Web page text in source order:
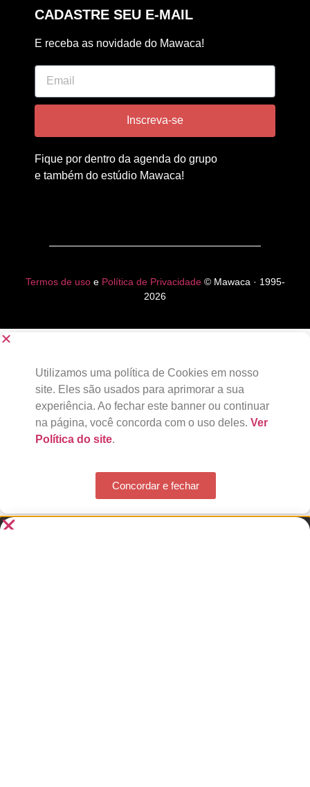
CADASTRE SEU E-MAIL
E receba as novidade do Mawaca!
Inscreva-se
Fique por dentro da agenda do grupo
e também do estúdio Mawaca!
Termos de usoe Política de Privacidade© Mawaca · 1995-
2026
Utilizamos uma política de Cookies em nosso
site. Eles são usados para aprimorar a sua
experiência. Ao fechar este banner ou continuar
na página, você concorda com o uso deles. Ver
Política do site.
Concordar e fechar